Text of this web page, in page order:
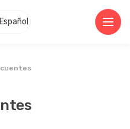
Español